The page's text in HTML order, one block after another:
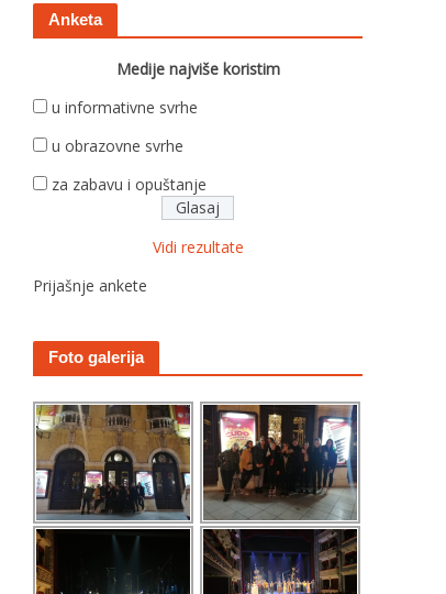
Anketa
Medije najviše koristim
u informativne svrhe
u obrazovne svrhe
za zabavu i opuštanje
Vidi rezultate
Prijašnje ankete
Foto galerija